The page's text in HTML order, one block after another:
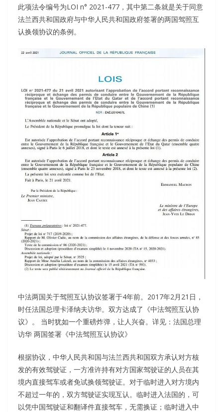
此项法令编号为LOI n° 2021-477，其中第二条就是关于同意
法兰西共和国政府与中华人民共和国政府签署的两国驾照互
认换领协议的条例。
中法两国关于驾照互认协议签署于4年前。2017年2月21日，
时任法国总理卡泽纳夫访华。双方达成了《中法驾照互认协
议》。 当时犹如一个重磅炸弹，让人兴奋。详见：法国总理
访华 两国签署《中法驾照互认协议》
根据协议，中华人民共和国与法兰西共和国双方承认对方核
发的有效驾驶证，一方准许持有对方国家驾驶证的人员在其
境内直接驾车或者免试换领驾驶证。对于临时进入对方境内
不超过一年的，双方驾驶证实现互认。临时进入法国的，可
以凭中国驾驶证和翻译件直接驾车，无需换证；临时进入中